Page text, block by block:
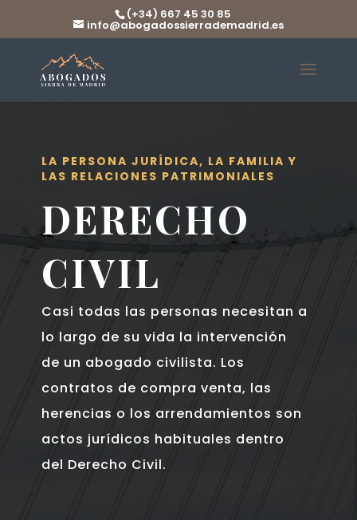
(+34) 667 45 30 85
info@abogadossierrademadrid.es
LA PERSONA JURÍDICA, LA FAMILIA Y
LAS RELACIONES PATRIMONIALES
DERECHO
CIVIL
Casi todas las personas necesitan a
lo largo de su vida la intervención
de un abogado civilista. Los
contratos de compra venta, las
herencias o los arrendamientos son
actos jurídicos habituales dentro
del Derecho Civil.